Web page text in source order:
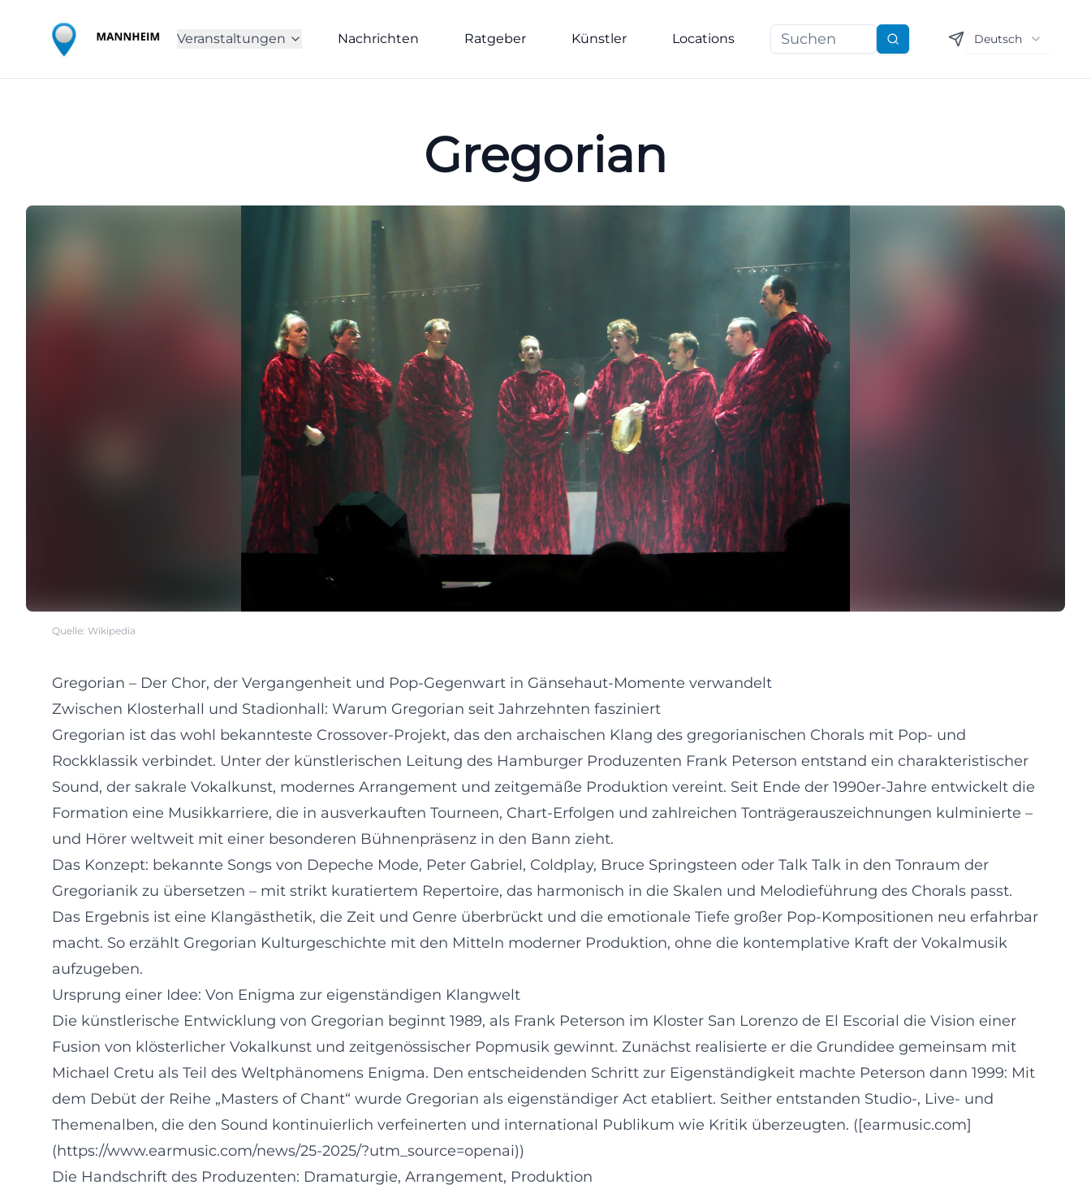
Veranstaltungen Nachrichten Ratgeber Künstler Locations Suchen Deutsch
Gregorian
Quelle: Wikipedia
Gregorian – Der Chor, der Vergangenheit und Pop-Gegenwart in Gänsehaut-Momente verwandelt
Zwischen Klosterhall und Stadionhall: Warum Gregorian seit Jahrzehnten fasziniert
Gregorian ist das wohl bekannteste Crossover‑Projekt, das den archaischen Klang des gregorianischen Chorals mit Pop‑ und
Rockklassik verbindet. Unter der künstlerischen Leitung des Hamburger Produzenten Frank Peterson entstand ein charakteristischer
Sound, der sakrale Vokalkunst, modernes Arrangement und zeitgemäße Produktion vereint. Seit Ende der 1990er‑Jahre entwickelt die
Formation eine Musikkarriere, die in ausverkauften Tourneen, Chart‑Erfolgen und zahlreichen Tonträgerauszeichnungen kulminierte –
und Hörer weltweit mit einer besonderen Bühnenpräsenz in den Bann zieht.
Das Konzept: bekannte Songs von Depeche Mode, Peter Gabriel, Coldplay, Bruce Springsteen oder Talk Talk in den Tonraum der
Gregorianik zu übersetzen – mit strikt kuratiertem Repertoire, das harmonisch in die Skalen und Melodieführung des Chorals passt.
Das Ergebnis ist eine Klangästhetik, die Zeit und Genre überbrückt und die emotionale Tiefe großer Pop‑Kompositionen neu erfahrbar
macht. So erzählt Gregorian Kulturgeschichte mit den Mitteln moderner Produktion, ohne die kontemplative Kraft der Vokalmusik
aufzugeben.
Ursprung einer Idee: Von Enigma zur eigenständigen Klangwelt
Die künstlerische Entwicklung von Gregorian beginnt 1989, als Frank Peterson im Kloster San Lorenzo de El Escorial die Vision einer
Fusion von klösterlicher Vokalkunst und zeitgenössischer Popmusik gewinnt. Zunächst realisierte er die Grundidee gemeinsam mit
Michael Cretu als Teil des Weltphänomens Enigma. Den entscheidenden Schritt zur Eigenständigkeit machte Peterson dann 1999: Mit
dem Debüt der Reihe „Masters of Chant“ wurde Gregorian als eigenständiger Act etabliert. Seither entstanden Studio‑, Live‑ und
Themenalben, die den Sound kontinuierlich verfeinerten und international Publikum wie Kritik überzeugten. ([earmusic.com]
(https://www.earmusic.com/news/25-2025/?utm_source=openai))
Die Handschrift des Produzenten: Dramaturgie, Arrangement, Produktion